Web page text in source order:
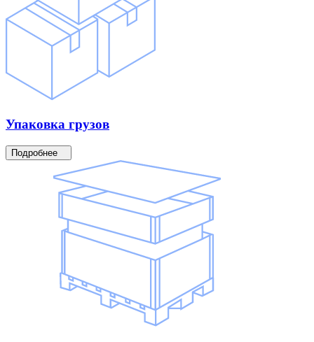
Упаковка грузов
Подробнее